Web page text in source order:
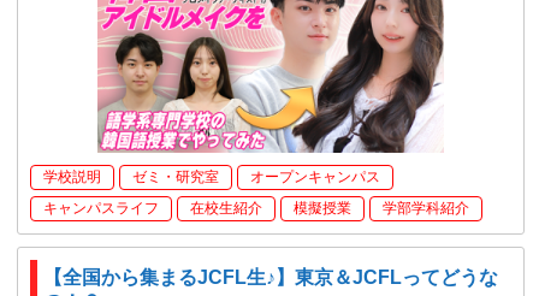
学校説明 ゼミ・研究室
オープンキャンパス
キャンパスライフ
在校生紹介 模擬授業 学部学科紹介
【全国から集まるJCFL生♪】東京＆JCFLってどうな